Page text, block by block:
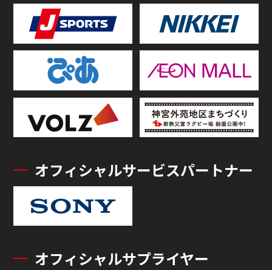
オフィシャルサービスパートナー
オフィシャルサプライヤー